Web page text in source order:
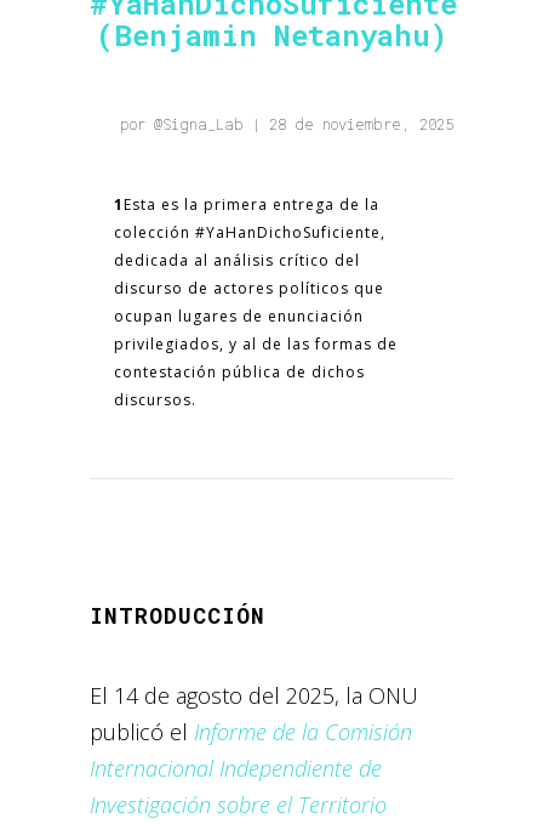
(Benjamin Netanyahu)
por @Signa_Lab | 28 de noviembre, 2025
1Esta es la primera entrega de la
colección #YaHanDichoSuficiente,
dedicada al análisis crítico del
discurso de actores políticos que
ocupan lugares de enunciación
privilegiados, y al de las formas de
contestación pública de dichos
discursos.
INTRODUCCIÓN
El 14 de agosto del 2025, la ONU
publicó el Informe de la Comisión
Internacional Independiente de
Investigación sobre el Territorio